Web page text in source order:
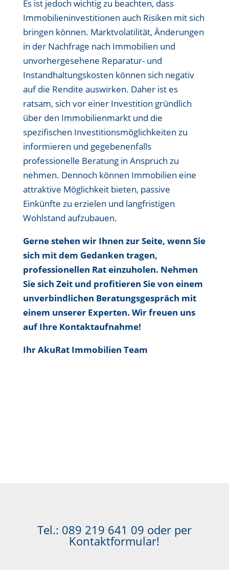
Es ist jedoch wichtig zu beachten, dass
Immobilieninvestitionen auch Risiken mit sich
bringen können. Marktvolatilität, Änderungen
in der Nachfrage nach Immobilien und
unvorhergesehene Reparatur- und
Instandhaltungskosten können sich negativ
auf die Rendite auswirken. Daher ist es
ratsam, sich vor einer Investition gründlich
über den Immobilienmarkt und die
spezifischen Investitionsmöglichkeiten zu
informieren und gegebenenfalls
professionelle Beratung in Anspruch zu
nehmen. Dennoch können Immobilien eine
attraktive Möglichkeit bieten, passive
Einkünfte zu erzielen und langfristigen
Wohlstand aufzubauen.
Gerne stehen wir Ihnen zur Seite, wenn Sie
sich mit dem Gedanken tragen,
professionellen Rat einzuholen. Nehmen
Sie sich Zeit und profitieren Sie von einem
unverbindlichen Beratungsgespräch mit
einem unserer Experten. Wir freuen uns
auf Ihre Kontaktaufnahme!
Ihr AkuRat Immobilien Team
Tel.: 089 219 641 09 oder per
Kontaktformular!